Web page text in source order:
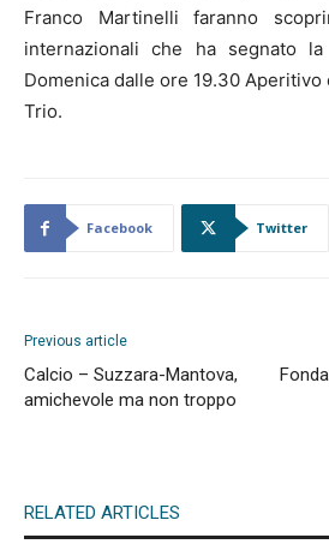
Franco Martinelli faranno
internazionali che ha segnato
Domenica dalle ore 19.30
Trio.
Facebook Twitter
Previous article
Calcio – Suzzara-Mantova,
amichevole ma non troppo
RELATED ARTICLES